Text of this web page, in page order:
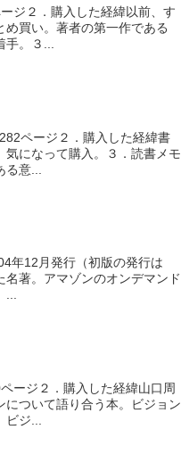
ジ２．購入した経緯以前、す
買い。著者の第一作である
。３...
ページ２．購入した経緯書
になって購入。３．読書メモ
意...
年12月発行（初版の発行は
著。アマゾンのオンデマンド
ージ２．購入した経緯山口周
ついて語り合う本。ビジョン
ジ...